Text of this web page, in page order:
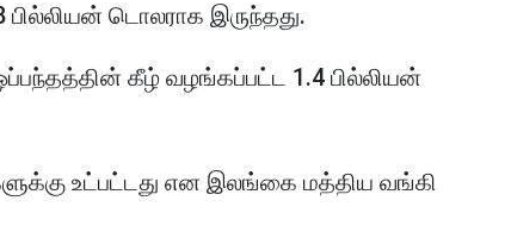
பில்லியன் டொலராக இருந்தது.
கீழ் வழங்கப்பட்ட 1.4 பில்லியன்
உட்பட்டது என இலங்கை மத்திய வங்கி